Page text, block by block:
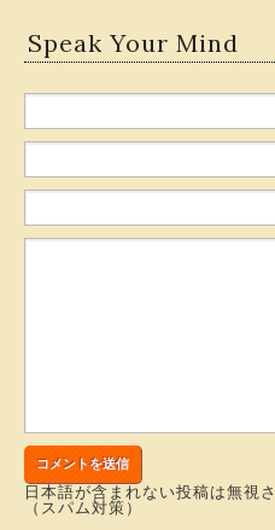
Speak Your Mind
日本語が含まれない投稿は無視
（スパム対策）